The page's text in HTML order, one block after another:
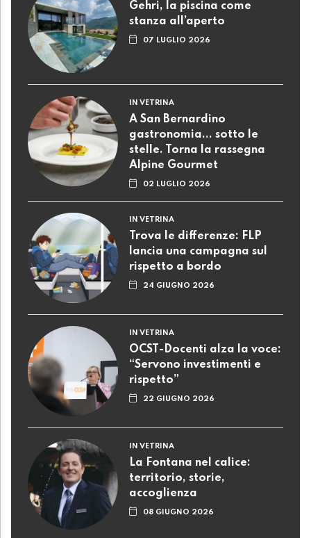
Gehri, la piscina come
stanza all’aperto
07 LUGLIO 2026
IN VETRINA
A San Bernardino
gastronomia... sotto le
stelle. Torna la rassegna
Alpine Gourmet
02 LUGLIO 2026
IN VETRINA
Trova le differenze: FLP
lancia una campagna sul
rispetto a bordo
24 GIUGNO 2026
IN VETRINA
OCST-Docenti alza la voce:
“Servono investimenti e
rispetto”
22 GIUGNO 2026
IN VETRINA
La Fontana nel calice:
territorio, storie,
accoglienza
08 GIUGNO 2026